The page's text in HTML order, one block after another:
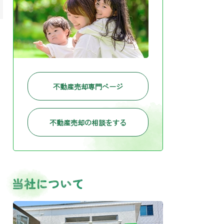
不動産売却専門ページ
不動産売却の相談をする